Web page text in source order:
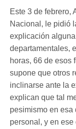
Este 3 de febrero,
Nacional, le pidió
explicación
departamentales,
horas, 66 de esos
supone que otros
inclinarse ante la
explican que tal
pesimismo en
personal, y en